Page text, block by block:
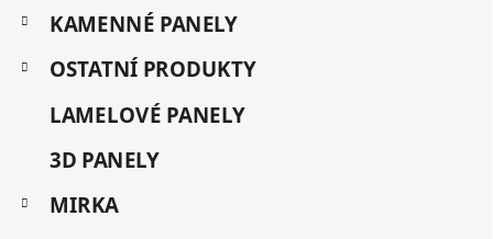
o
i
KAMENNÉ PANELY
OSTATNÍ PRODUKTY
LAMELOVÉ PANELY
3D PANELY
MIRKA